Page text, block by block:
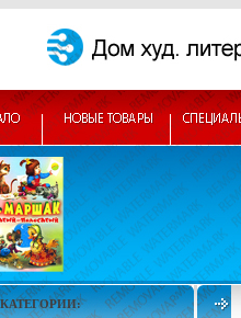
КАТЕГОРИИ: